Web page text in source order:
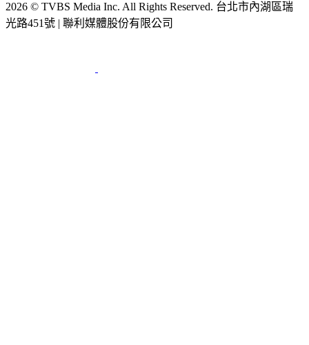
2026 © TVBS Media Inc. All Rights Reserved. 台北市內湖區瑞
光路451號 | 聯利媒體股份有限公司